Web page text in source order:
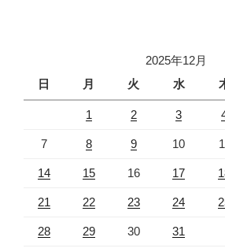
2025年12月
日
月 火 水
1 2 3
7 8 9 10
14 15 16 17
21 22 23 24
28 29 30 31